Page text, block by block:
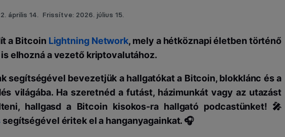
április 14. Frissítve: 2026. július 15.
a Bitcoin Lightning Network, mely a hétköznapi életben történő
elhozná a vezető kriptovalutához.
segítségével bevezetjük a hallgatókat a Bitcoin, blokklánc és a
világába. Ha szeretnéd a futást, házimunkát vagy az utazást
hallgasd a Bitcoin kisokos-ra hallgató podcastünket! 🎤
segítségével éritek el a hanganyagainkat. 🎧